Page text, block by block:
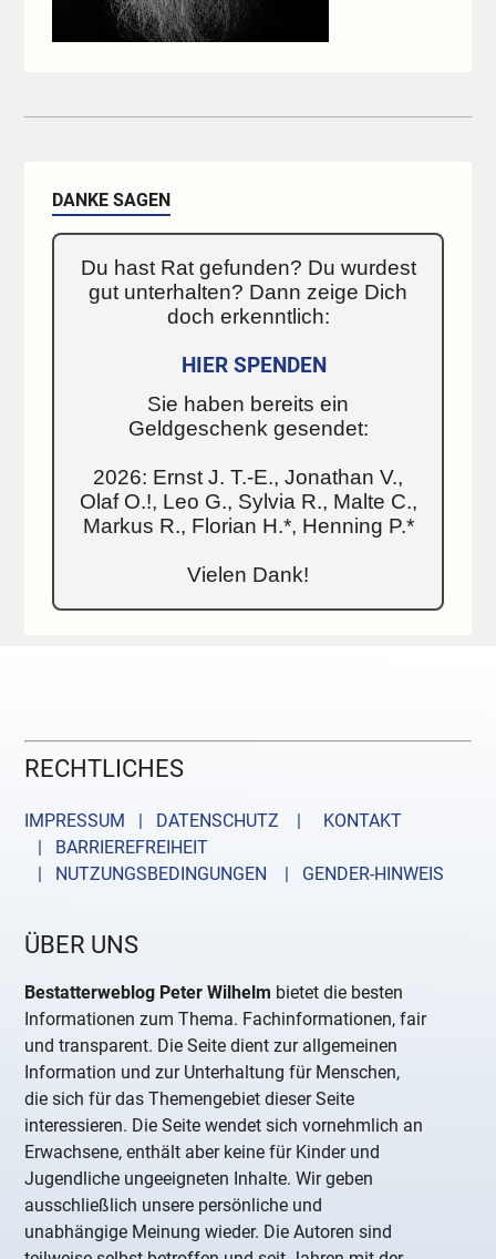
DANKE SAGEN
Du hast Rat gefunden? Du wurdest
gut unterhalten? Dann zeige Dich
doch erkenntlich:
HIER SPENDEN
Sie haben bereits ein
Geldgeschenk gesendet:
2026: Ernst J. T.-E., Jonathan V.,
Olaf O.!, Leo G., Sylvia R., Malte C.,
Markus R., Florian H.*, Henning P.*
Vielen Dank!
RECHTLICHES
IMPRESSUM | DATENSCHUTZ |
KONTAKT
| BARRIEREFREIHEIT
| NUTZUNGSBEDINGUNGEN
| GENDER-HINWEIS
ÜBER UNS
Bestatterweblog Peter Wilhelm bietet die besten
Informationen zum Thema. Fachinformationen, fair
und transparent. Die Seite dient zur allgemeinen
Information und zur Unterhaltung für Menschen,
die sich für das Themengebiet dieser Seite
interessieren. Die Seite wendet sich vornehmlich an
Erwachsene, enthält aber keine für Kinder und
Jugendliche ungeeigneten Inhalte. Wir geben
ausschließlich unsere persönliche und
unabhängige Meinung wieder. Die Autoren sind